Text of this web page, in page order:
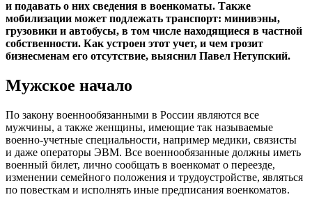
и подавать о них сведения в военкоматы. Также
мобилизации может подлежать транспорт: минивэны,
грузовики и автобусы, в том числе находящиеся в частной
собственности. Как устроен этот учет, и чем грозит
бизнесменам его отсутствие, выяснил Павел Нетупский.
Мужское начало
По закону военнообязанными в России являются все
мужчины, а также женщины, имеющие так называемые
военно-учетные специальности, например медики, связисты
и даже операторы ЭВМ. Все военнообязанные должны иметь
военный билет, лично сообщать в военкомат о переезде,
изменении семейного положения и трудоустройстве, являться
по повесткам и исполнять иные предписания военкоматов.